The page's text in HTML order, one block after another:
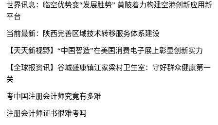
世界讯息：临空优势变“发展胜势” 黄陂着力构建空港创新应用新
平台
当前最新：陕西完善区域技术转移服务体系建设
【天天新视野】“中国智造”在美国消费电子展上彰显创新实力
【全球报资讯】谷城​盛康镇江家梁村卫生室：守好群众健康第一
关
考中国注册会计师究竟有多难
注册会计师证书很难考吗